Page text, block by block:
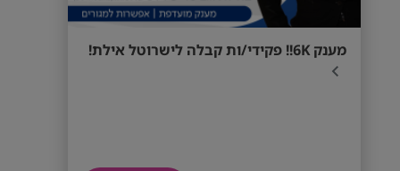
מענק 6K!! פקידי/ות קבלה לישרוטל אילת!